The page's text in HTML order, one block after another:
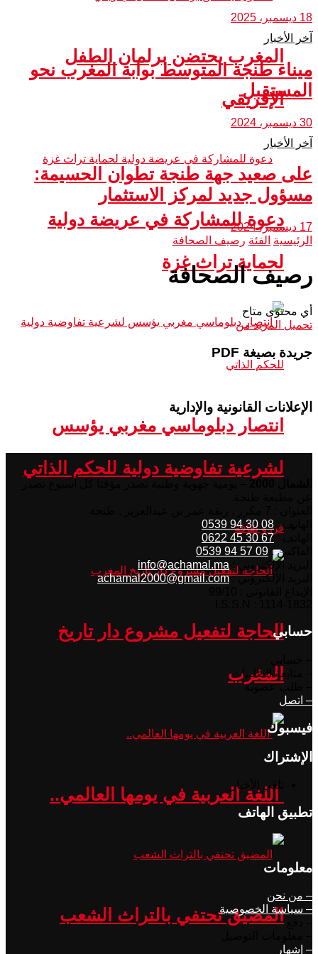
المغرب يحتضن برلمان الطفل
الإفريقي
دعوة للمشاركة في عريضة دولية
لحماية تراث غزة
انتصار دبلوماسي مغربي يؤسس
لشرعية تفاوضية دولية للحكم الذاتي
فن و ثقافة
الحاجة لتفعيل مشروع دار تاريخ
المغرب
اللغة العربية في يومها العالمي..
المضيق تحتفي بالتراث الشعب
18 ديسمبر، 2025
آخر الأخبار
ميناء طنجة المتوسط بوابة المغرب نحو
المستقبل
30 ديسمبر، 2024
آخر الأخبار
على صعيد جهة طنجة تطوان الحسيمة:
مسؤول جديد لمركز الاستثمار
17 ديسمبر، 2024
الرئيسية
الفئة رصيف الصحافة
رصيف الصحافة
أي محتوى متاح
تحميل المزيد من
جريدة بصيغة PDF
الإعلانات القانونية والإدارية
الهاتف : 08 30 94 0539
الهاتف :67 30 45 0622
الفاكس : 09 57 94 0539
البريد الإلكتروني :
info@achamal.ma
البريد الإلكتروني :achamal2000@gmail.com
حسابي
– متابعة الطلبيات
– طلب عضوية
– اتصل
فيسبوك
الإشتراك
تلقي الأخبار
تطبيق الهاتف
معلومات
– من نحن
– سياسة الخصوصية
– إشهار